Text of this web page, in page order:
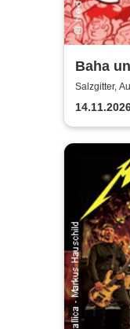
Baha
Aula
Salzgitter,